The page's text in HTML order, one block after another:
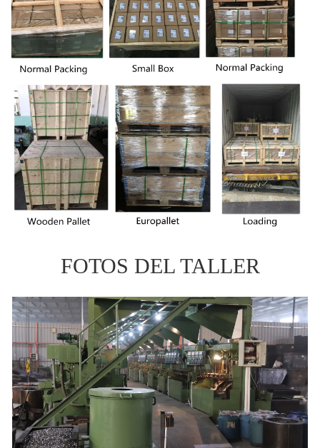
FOTOS DEL TALLER